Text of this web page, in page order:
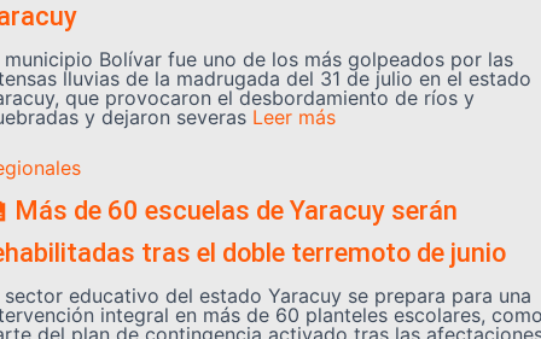
municipio Bolívar fue uno de los más golpeados por las
lluvias de la madrugada del 31 de julio en el estado
que provocaron el desbordamiento de ríos y
y dejaron severas Leer más
Más de 60 escuelas de Yaracuy serán
tras el doble terremoto de junio
sector educativo del estado Yaracuy se prepara para una
integral en más de 60 planteles escolares,
del plan de contingencia activado tras las